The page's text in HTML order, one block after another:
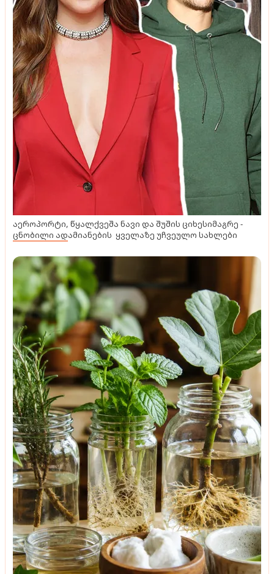
აეროპორტი, წყალქვეშა ნავი და შუშის ციხესიმაგრე -
ცნობილი ადამიანების ყველაზე უჩვეულო სახლები